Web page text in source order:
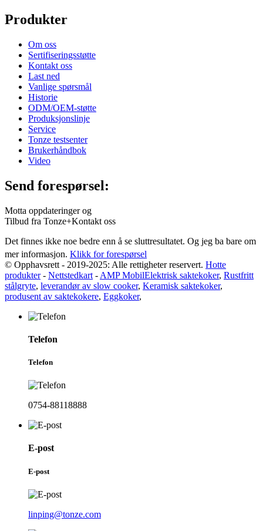
Produkter
Om oss
Sertifiseringsstøtte
Kontakt oss
Last ned
Vanlige spørsmål
Historie
ODM/OEM-støtte
Produksjonslinje
Service
Tonze testsenter
Brukerhåndbok
Video
Send forespørsel:
Motta oppdateringer og
Tilbud fra Tonze+Kontakt oss
Det finnes ikke noe bedre enn å se sluttresultatet. Og jeg ba bare om
mer informasjon. Klikk for forespørsel
© Opphavsrett - 2019-2025: Alle rettigheter reservert. Hotte
produkter- Nettstedkart - AMP MobilElektrisk saktekoker, Rustfritt
stålgryte, leverandør av slow cooker, Keramisk saktekoker,
produsent av saktekokere, Eggkoker,
Telefon
Telefon
0754-88118888
E-post
E-post
linping@tonze.com